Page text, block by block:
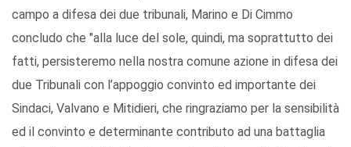
campo a difesa dei due tribunali, Marino e Di Cimmo
concludo che "alla luce del sole, quindi, ma soprattutto dei
fatti, persisteremo nella nostra comune azione in difesa dei
due Tribunali con l’appoggio convinto ed importante dei
Sindaci, Valvano e Mitidieri, che ringraziamo per la sensibilità
ed il convinto e determinante contributo ad una battaglia